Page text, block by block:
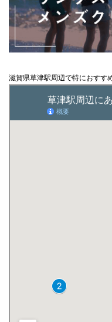
滋賀県草津駅周辺で特におすす